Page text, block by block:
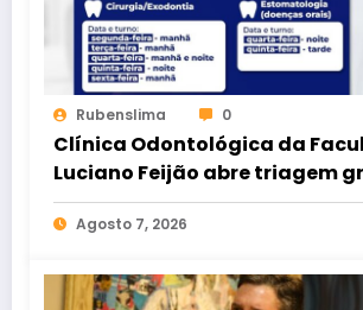
Rubenslima 0
Clínica Odontológica da
Luciano Feijão abre triagem
para crianças e adultos
Agosto 7, 2026